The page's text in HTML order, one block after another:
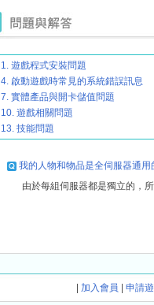
1. 遊戲程式安裝問題
4. 啟動遊戲時常見的系統錯誤訊息
7. 實體產品與開卡儲值問題
10. 遊戲相關問題
13. 技能問題
我的人物和物品是全伺服器通用
由於每組伺服器都是獨立的，
加入會員 申請